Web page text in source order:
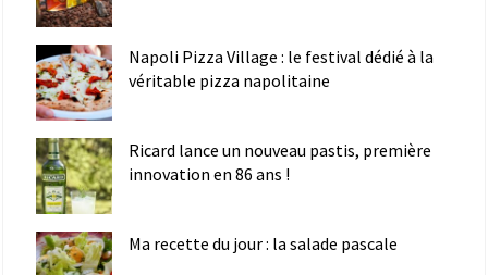
Napoli Pizza Village : le festival dédié à la
véritable pizza napolitaine
Ricard lance un nouveau pastis, première
innovation en 86 ans !
Ma recette du jour : la salade pascale